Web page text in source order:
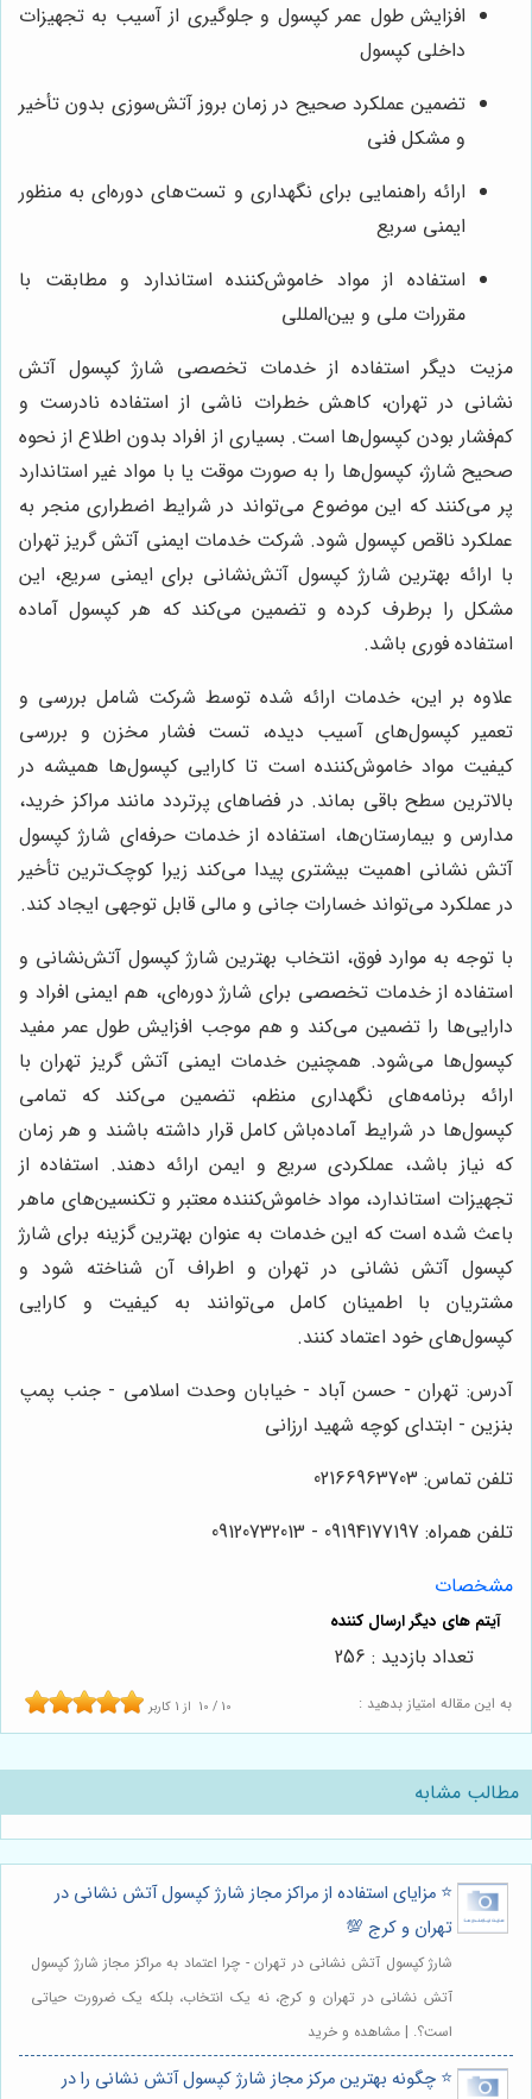
افزایش طول عمر کپسول و جلوگیری از آسیب به تجهیزات
داخلی کپسول
تضمین عملکرد صحیح در زمان بروز آتش‌سوزی بدون تأخیر
و مشکل فنی
ارائه راهنمایی برای نگهداری و تست‌های دوره‌ای به منظور
ایمنی سریع
استفاده از مواد خاموش‌کننده استاندارد و مطابقت با
مقررات ملی و بین‌المللی
مزیت دیگر استفاده از خدمات تخصصی شارژ کپسول آتش
نشانی در تهران، کاهش خطرات ناشی از استفاده نادرست و
کم‌فشار بودن کپسول‌ها است. بسیاری از افراد بدون اطلاع از نحوه
صحیح شارژ، کپسول‌ها را به صورت موقت یا با مواد غیر استاندارد
پر می‌کنند که این موضوع می‌تواند در شرایط اضطراری منجر به
عملکرد ناقص کپسول شود. شرکت خدمات ایمنی آتش گریز تهران
با ارائه بهترین شارژ کپسول آتش‌نشانی برای ایمنی سریع، این
مشکل را برطرف کرده و تضمین می‌کند که هر کپسول آماده
استفاده فوری باشد.
علاوه بر این، خدمات ارائه شده توسط شرکت شامل بررسی و
تعمیر کپسول‌های آسیب دیده، تست فشار مخزن و بررسی
کیفیت مواد خاموش‌کننده است تا کارایی کپسول‌ها همیشه در
بالاترین سطح باقی بماند. در فضاهای پرتردد مانند مراکز خرید،
مدارس و بیمارستان‌ها، استفاده از خدمات حرفه‌ای شارژ کپسول
آتش نشانی اهمیت بیشتری پیدا می‌کند زیرا کوچک‌ترین تأخیر
در عملکرد می‌تواند خسارات جانی و مالی قابل توجهی ایجاد کند.
با توجه به موارد فوق، انتخاب بهترین شارژ کپسول آتش‌نشانی و
استفاده از خدمات تخصصی برای شارژ دوره‌ای، هم ایمنی افراد و
دارایی‌ها را تضمین می‌کند و هم موجب افزایش طول عمر مفید
کپسول‌ها می‌شود. همچنین خدمات ایمنی آتش گریز تهران با
ارائه برنامه‌های نگهداری منظم، تضمین می‌کند که تمامی
کپسول‌ها در شرایط آماده‌باش کامل قرار داشته باشند و هر زمان
که نیاز باشد، عملکردی سریع و ایمن ارائه دهند. استفاده از
تجهیزات استاندارد، مواد خاموش‌کننده معتبر و تکنسین‌های ماهر
باعث شده است که این خدمات به عنوان بهترین گزینه برای شارژ
کپسول آتش نشانی در تهران و اطراف آن شناخته شود و
مشتریان با اطمینان کامل می‌توانند به کیفیت و کارایی
کپسول‌های خود اعتماد کنند.
آدرس: تهران - حسن آباد - خیابان وحدت اسلامی - جنب پمپ
بنزین - ابتدای کوچه شهید ارزانی
تلفن تماس: 02166963703
تلفن همراه: 09194177197 - 09120732013
مشخصات
به این مقاله امتیاز بدهید : 10 / 10 از1 کاربر
تعداد بازدید : 256
مطالب مشابه
⭐️ مزایای استفاده از مراکز مجاز شارژ کپسول آتش نشانی در
تهران و کرج 💯
شارژ کپسول آتش نشانی در تهران - چرا اعتماد به مراکز مجاز شارژ کپسول
آتش نشانی در تهران و کرج، نه یک انتخاب، بلکه یک ضرورت حیاتی
است؟. | مشاهده و خرید
⭐️ چگونه بهترین مرکز مجاز شارژ کپسول آتش نشانی را در